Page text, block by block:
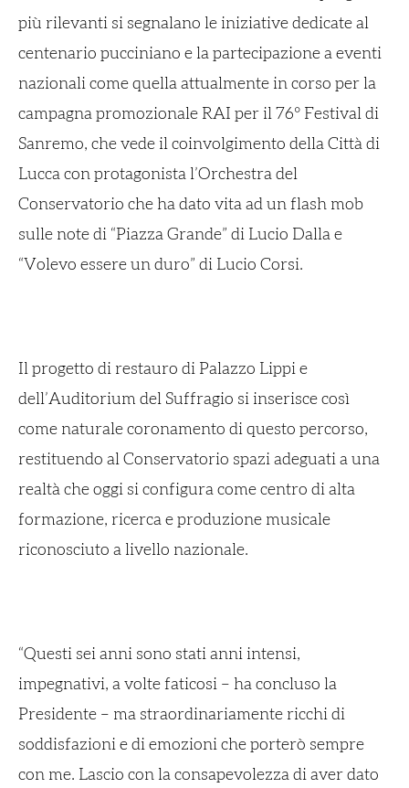
più rilevanti si segnalano le iniziative dedicate al
centenario pucciniano e la partecipazione a eventi
nazionali come quella attualmente in corso per la
campagna promozionale RAI per il 76° Festival di
Sanremo, che vede il coinvolgimento della Città di
Lucca con protagonista l’Orchestra del
Conservatorio che ha dato vita ad un flash mob
sulle note di “Piazza Grande” di Lucio Dalla e
“Volevo essere un duro” di Lucio Corsi.
Il progetto di restauro di Palazzo Lippi e
dell’Auditorium del Suffragio si inserisce così
come naturale coronamento di questo percorso,
restituendo al Conservatorio spazi adeguati a una
realtà che oggi si configura come centro di alta
formazione, ricerca e produzione musicale
riconosciuto a livello nazionale.
“Questi sei anni sono stati anni intensi,
impegnativi, a volte faticosi – ha concluso la
Presidente – ma straordinariamente ricchi di
soddisfazioni e di emozioni che porterò sempre
con me. Lascio con la consapevolezza di aver dato